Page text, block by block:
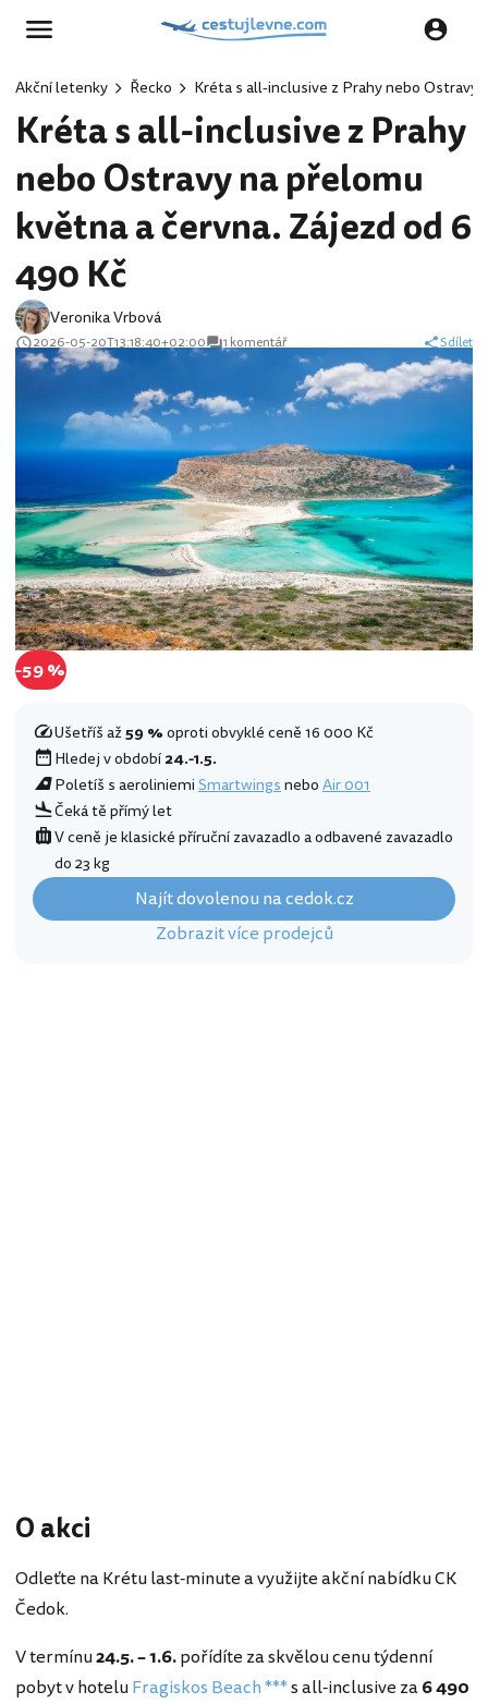
Akční letenky Řecko Kréta s all-inclusive z Prahy nebo Ostravy
Kréta s all-inclusive z Prahy
nebo Ostravy na přelomu
května a června. Zájezd od 6
490 Kč
Veronika Vrbová
2026-05-20T13:18:40+02:00 1 komentář Sdílet
-59 %
Ušetříš až59 %oproti obvyklé ceně 16 000 Kč
Hledej v období24.-1.5.
Poletíš s aeroliniemiSmartwingsneboAir 001
Čeká tě přímý let
V ceně je klasické příruční zavazadlo a odbavené zavazadlo
do 23 kg
Najít dovolenou na cedok.cz
Zobrazit více prodejců
O akci
Odleťte na Krétu last-minute a využijte akční nabídku CK
Čedok.
V termínu24.5. – 1.6.pořídíte za skvělou cenu týdenní
pobyt v hoteluFragiskos Beach ***s all-inclusive za6 490